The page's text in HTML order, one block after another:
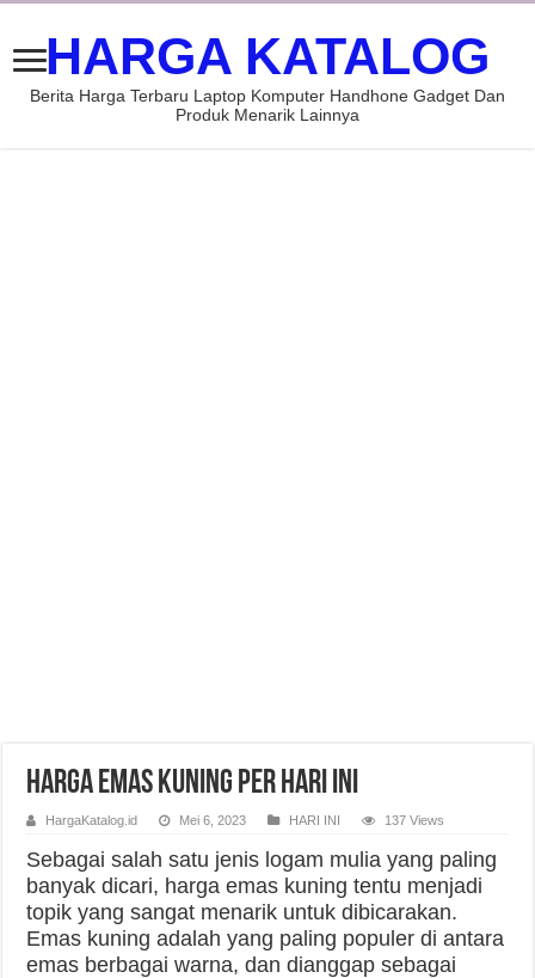
HARGA KATALOG
Berita Harga Terbaru Laptop Komputer Handhone Gadget Dan
Produk Menarik Lainnya
Harga Emas Kuning Per Hari Ini
HargaKatalog.id Mei 6, 2023 HARI INI 137 Views
Sebagai salah satu jenis logam mulia yang paling
banyak dicari, harga emas kuning tentu menjadi
topik yang sangat menarik untuk dibicarakan.
Emas kuning adalah yang paling populer di antara
emas berbagai warna, dan dianggap sebagai